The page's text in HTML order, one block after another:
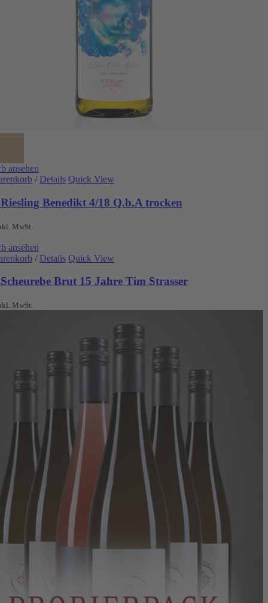
ansehen
/ Details Quick View
Benedikt 4/18 Q.b.A trocken
MwSt.
ansehen
/ Details Quick View
Brut 15 Jahre Tim Strasser
MwSt.